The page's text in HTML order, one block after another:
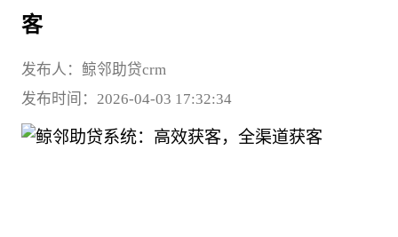
客
发布人：鲸邻助贷crm
发布时间：2026-04-03 17:32:34